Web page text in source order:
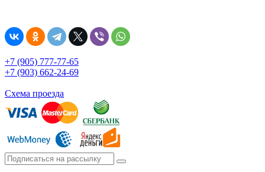
+7 (905) 777-77-65
+7 (903) 662-24-69
Схема проезда